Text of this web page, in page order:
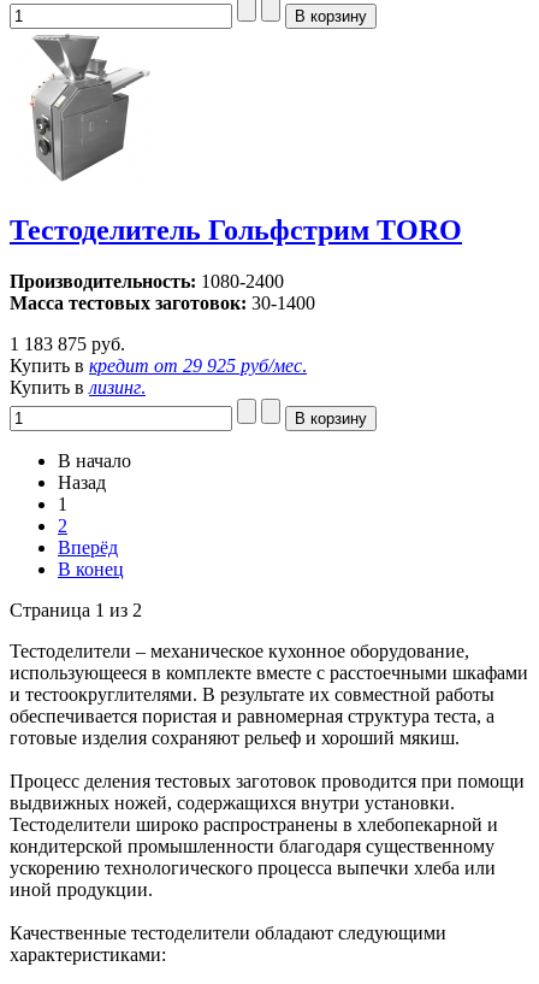
Тестоделитель Гольфстрим TORO
Производительность: 1080-2400
Масса тестовых заготовок: 30-1400
1 183 875 руб.
Купить в кредит от 29 925 руб/мес.
Купить в лизинг.
В начало
Назад
1
2
Вперёд
В конец
Страница 1 из 2
Тестоделители – механическое кухонное оборудование,
использующееся в комплекте вместе с расстоечными шкафами
и тестоокруглителями. В результате их совместной работы
обеспечивается пористая и равномерная структура теста, а
готовые изделия сохраняют рельеф и хороший мякиш.
Процесс деления тестовых заготовок проводится при помощи
выдвижных ножей, содержащихся внутри установки.
Тестоделители широко распространены в хлебопекарной и
кондитерской промышленности благодаря существенному
ускорению технологического процесса выпечки хлеба или
иной продукции.
Качественные тестоделители обладают следующими
характеристиками: